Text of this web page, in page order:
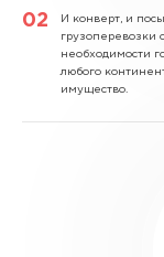
И конверт, и
грузоперевозки
необходимости
любого
имущество.